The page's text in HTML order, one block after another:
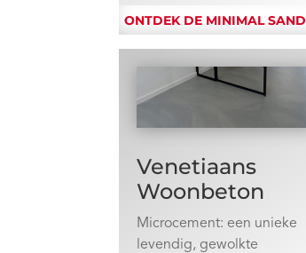
ONTDEK DE MINIMAL SAND
Venetiaans
Woonbeton
Microcement: een unieke
levendig, gewolkte